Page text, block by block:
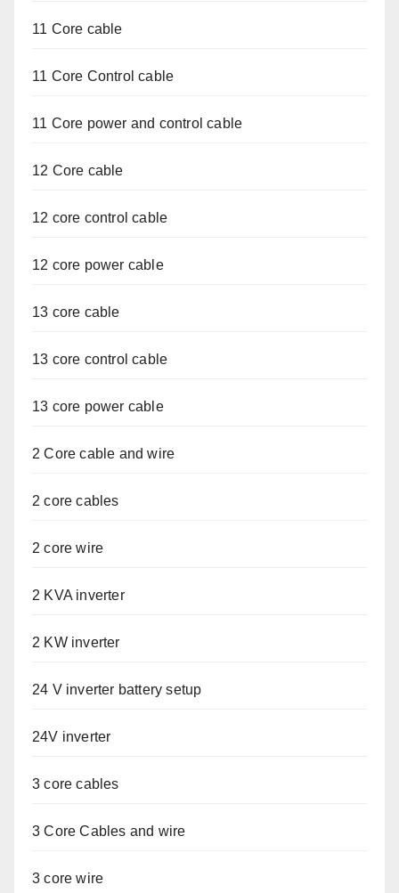
11 Core cable
11 Core Control cable
11 Core power and control cable
12 Core cable
12 core control cable
12 core power cable
13 core cable
13 core control cable
13 core power cable
2 Core cable and wire
2 core cables
2 core wire
2 KVA inverter
2 KW inverter
24 V inverter battery setup
24V inverter
3 core cables
3 Core Cables and wire
3 core wire